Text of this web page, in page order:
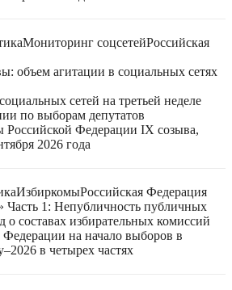
Мониторинг соцсетейРоссийская
объем агитации в социальных сетях
сетей на третьей неделе
по выборам депутатов
Российской Федерации IX созыва,
2026 года
ИзбиркомыРоссийская Федерация
Часть 1: Непубличность публичных
о составах избирательных комиссий
Федерации на начало выборов в
в четырех частях